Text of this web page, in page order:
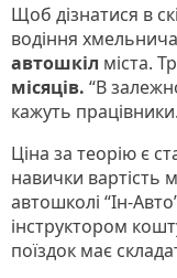
Щоб дізнатися в
водіння
автошкіл міста.
місяців. “В
кажуть працівники.
Ціна за теорію є
навички вартість
автошколі “Ін-
інструктором
поїздок має